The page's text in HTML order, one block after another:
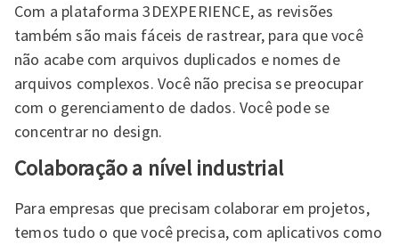
Com a plataforma 3DEXPERIENCE, as revisões
também são mais fáceis de rastrear, para que você
não acabe com arquivos duplicados e nomes de
arquivos complexos. Você não precisa se preocupar
com o gerenciamento de dados. Você pode se
concentrar no design.
Colaboração a nível industrial
Para empresas que precisam colaborar em projetos,
temos tudo o que você precisa, com aplicativos como